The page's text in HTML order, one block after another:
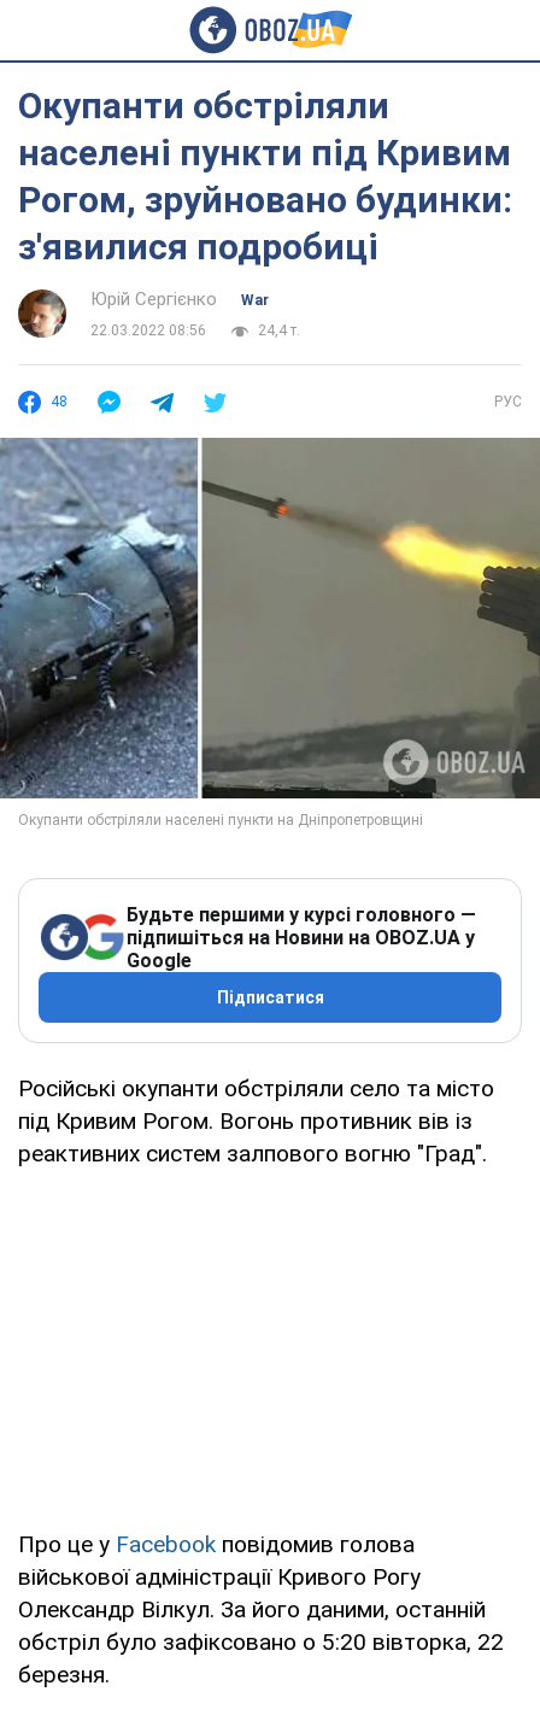
Окупанти обстріляли
населені пункти під Кривим
Рогом, зруйновано будинки:
з'явилися подробиці
Юрій Сергієнко
War
22.03.2022 08:56
24,4 т.
48 РУС
Будьте першими у курсі головного —
підпишіться на Новини на OBOZ.UA у
Google
Підписатися
Російські окупанти обстріляли село та місто
під Кривим Рогом. Вогонь противник вів із
реактивних систем залпового вогню "Град".
Про це у Facebook повідомив голова
військової адміністрації Кривого Рогу
Олександр Вілкул. За його даними, останній
обстріл було зафіксовано о 5:20 вівторка, 22
березня.